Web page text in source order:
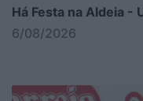
Há Festa na Aldeia -
6/08/2026